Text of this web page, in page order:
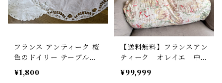
フランス アンティーク 桜
色のドイリー テーブルセ
¥1,800
【送料無料】フランスアン
ティーク オレイエ 中世
絵柄 枕カバー クッショ
ンカバー【938】【フラン
¥99,999